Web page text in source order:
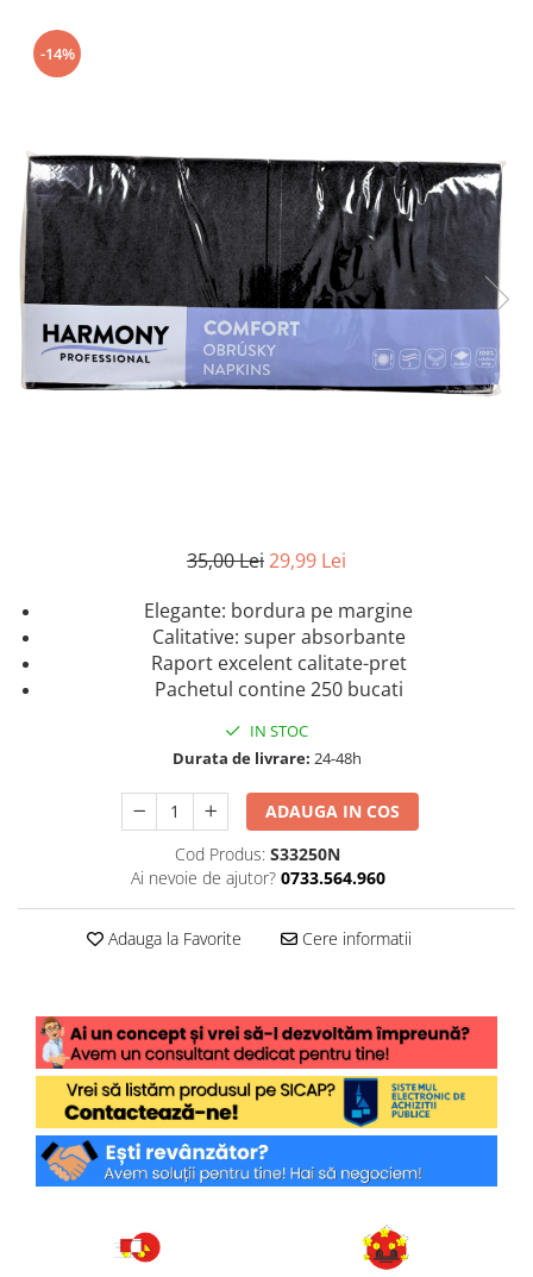
Intretinere masina de spalat
Insecticide si Capcane
Sapunuri
Solutii desfundat tevi
-14%
35,00 Lei29,99 Lei
Elegante: bordura pe margine
Calitative: super absorbante
Raport excelent calitate-pret
Pachetul contine 250 bucati
IN STOC
Durata de livrare: 24-48h
ADAUGA IN COS
Cod Produs: S33250N
Ai nevoie de ajutor? 0733.564.960
Adauga la Favorite Cere informatii